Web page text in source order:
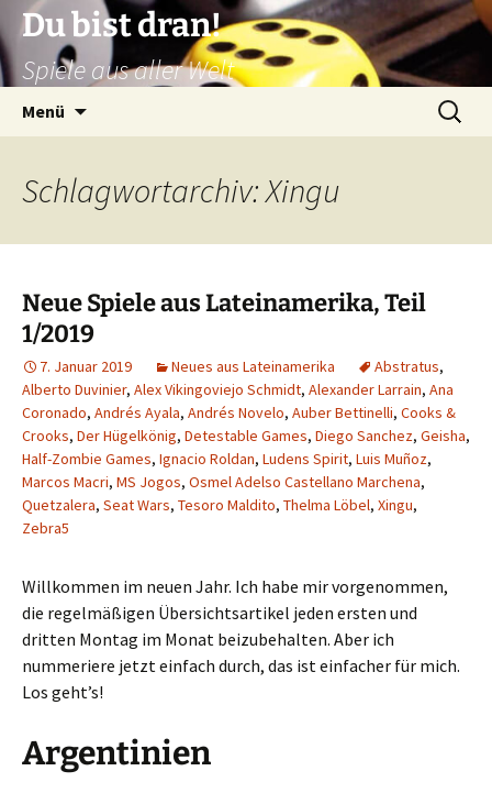
Zum
Inhalt
springen
Du bist dran!
Spiele aus aller Welt
Menü
Suchen
nach:
Schlagwortarchiv: Xingu
Neue Spiele aus Lateinamerika, Teil
1/2019
7. Januar 2019 Neues aus Lateinamerika Abstratus,
Alberto Duvinier, Alex Vikingoviejo Schmidt, Alexander Larrain, Ana
Coronado, Andrés Ayala, Andrés Novelo, Auber Bettinelli, Cooks &
Crooks, Der Hügelkönig, Detestable Games, Diego Sanchez, Geisha,
Half-Zombie Games, Ignacio Roldan, Ludens Spirit, Luis Muñoz,
Marcos Macri, MS Jogos, Osmel Adelso Castellano Marchena,
Quetzalera, Seat Wars, Tesoro Maldito, Thelma Löbel, Xingu,
Zebra5
Willkommen im neuen Jahr. Ich habe mir vorgenommen,
die regelmäßigen Übersichtsartikel jeden ersten und
dritten Montag im Monat beizubehalten. Aber ich
nummeriere jetzt einfach durch, das ist einfacher für mich.
Los geht’s!
Argentinien